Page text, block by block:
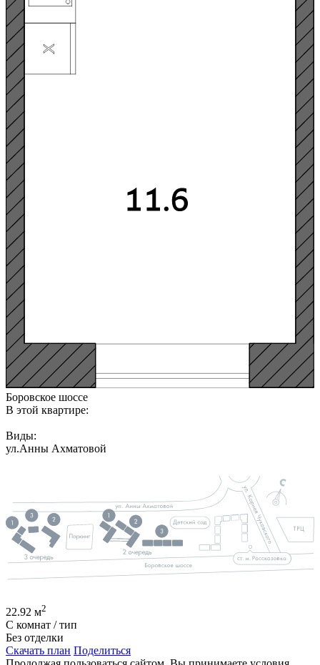
Боровское шоссе
В этой квартире:
Виды:
ул.Анны Ахматовой
22.92 м2
С комнат / тип
Без отделки
Скачать план Поделиться